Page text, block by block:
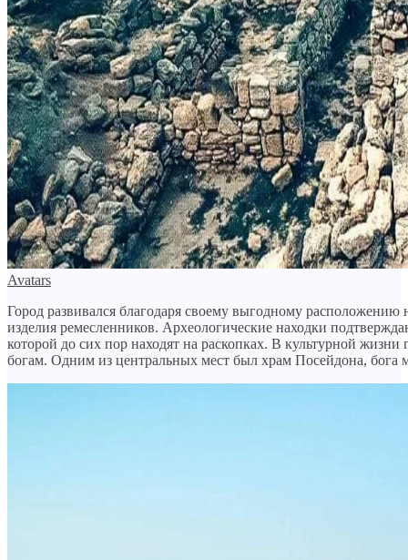
Avatars
Город развивался благодаря своему выгодному
изделия ремесленников. Археологические находки
которой до сих пор находят на раскопках. В культурной
богам. Одним из центральных мест был храм Посейдона, бога